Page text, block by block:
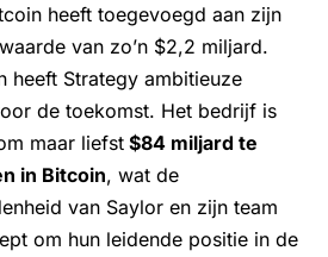
heeft toegevoegd aan zijn
van zo’n $2,2 miljard.
heeft Strategy ambitieuze
de toekomst. Het bedrijf is
maar liefst $84 miljard te
in Bitcoin, wat de
van Saylor en zijn team
om hun leidende positie in de